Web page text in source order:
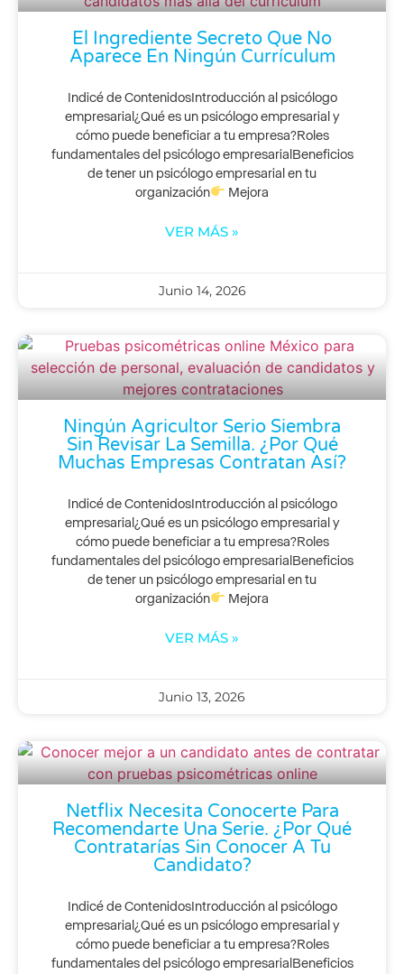
El Ingrediente Secreto Que No
Aparece En Ningún Currículum
Indicé de ContenidosIntroducción al psicólogo
empresarial¿Qué es un psicólogo empresarial y
cómo puede beneficiar a tu empresa?Roles
fundamentales del psicólogo empresarialBeneficios
de tener un psicólogo empresarial en tu
organización
Mejora
VER MÁS »
Junio 14, 2026
Ningún Agricultor Serio Siembra
Sin Revisar La Semilla. ¿Por Qué
Muchas Empresas Contratan Así?
Indicé de ContenidosIntroducción al psicólogo
empresarial¿Qué es un psicólogo empresarial y
cómo puede beneficiar a tu empresa?Roles
fundamentales del psicólogo empresarialBeneficios
de tener un psicólogo empresarial en tu
organización
Mejora
VER MÁS »
Junio 13, 2026
Netflix Necesita Conocerte Para
Recomendarte Una Serie. ¿Por Qué
Contratarías Sin Conocer A Tu
Candidato?
Indicé de ContenidosIntroducción al psicólogo
empresarial¿Qué es un psicólogo empresarial y
cómo puede beneficiar a tu empresa?Roles
fundamentales del psicólogo empresarialBeneficios